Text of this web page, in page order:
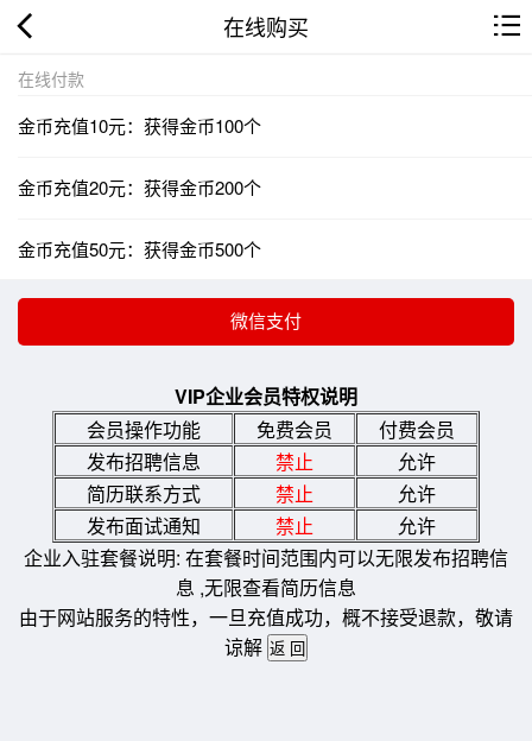
在线购买
在线付款
金币充值10元：获得金币100个
金币充值20元：获得金币200个
金币充值50元：获得金币500个
VIP企业会员特权说明
会员操作功能
免费会员
付费会员
发布招聘信息
禁止
允许
简历联系方式
禁止
允许
发布面试通知
禁止
允许
企业入驻套餐说明: 在套餐时间范围内可以无限发布招聘信
息 ,无限查看简历信息
由于网站服务的特性，一旦充值成功，概不接受退款，敬请
谅解